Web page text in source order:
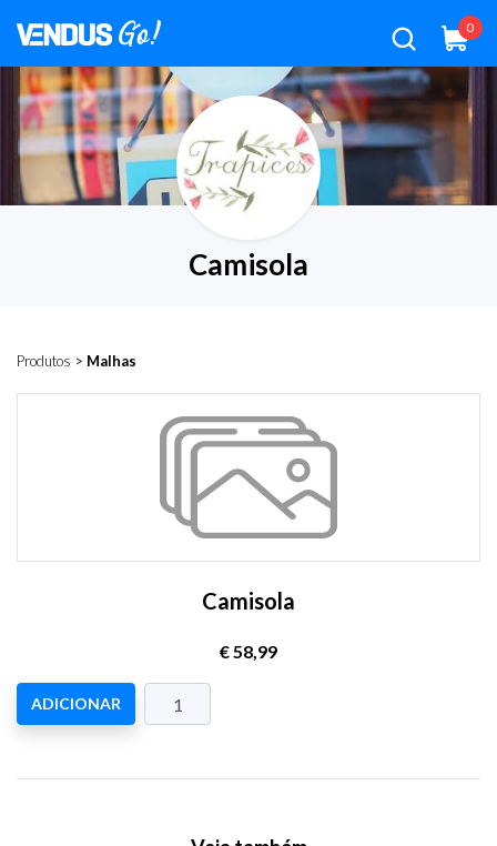
0
Camisola
Produtos > Malhas
Camisola
€ 58,99
ADICIONAR